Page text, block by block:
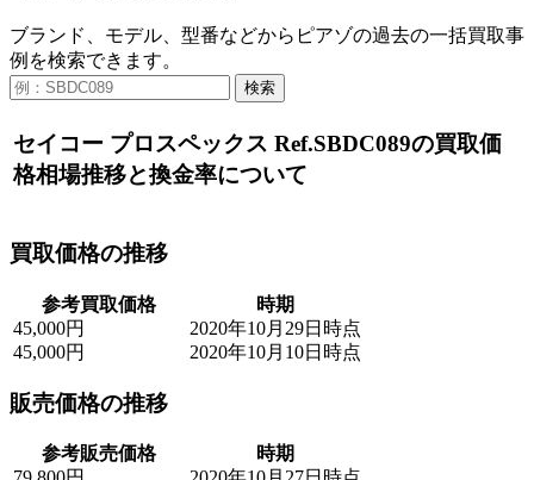
ブランド、モデル、型番などからピアゾの過去の一括買取事
例を検索できます。
検索
セイコー プロスペックス Ref.SBDC089の買取価
格相場推移と換金率について
買取価格の推移
参考買取価格
時期
45,000円
2020年10月29日時点
45,000円
2020年10月10日時点
販売価格の推移
参考販売価格
時期